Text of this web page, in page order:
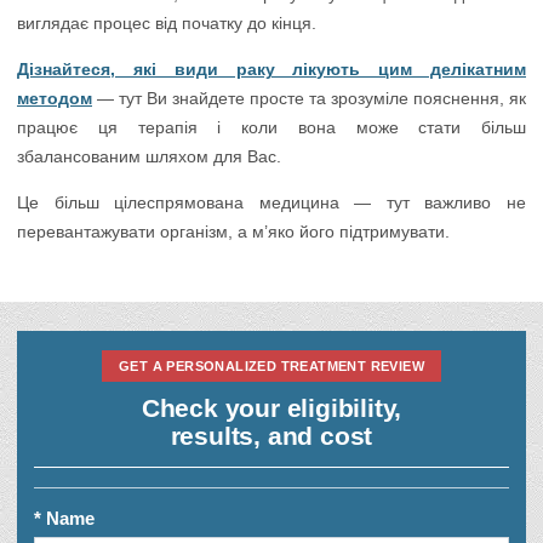
виглядає процес від початку до кінця.
Дізнайтеся, які види раку лікують цим делікатним
методом — тут Ви знайдете просте та зрозуміле пояснення, як
працює ця терапія і коли вона може стати більш
збалансованим шляхом для Вас.
Це більш цілеспрямована медицина — тут важливо не
перевантажувати організм, а м’яко його підтримувати.
GET A PERSONALIZED TREATMENT REVIEW
Check your eligibility,
results, and cost
* Name